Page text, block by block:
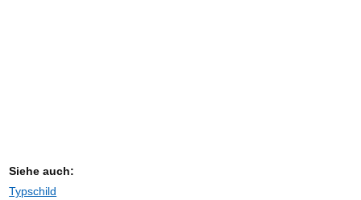
Siehe auch:
Typschild